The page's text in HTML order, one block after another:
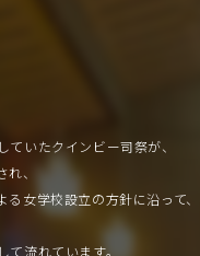
いたクインビー司祭が、
、
女学校設立の方針に沿って、
流れています。